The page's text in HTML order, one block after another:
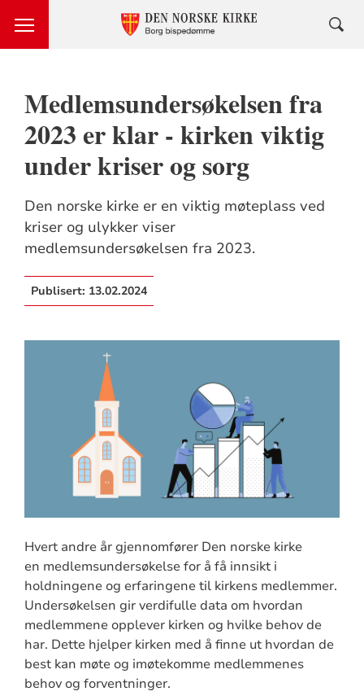
Medlemsundersøkelsen fra
2023 er klar - kirken viktig
under kriser og sorg
Den norske kirke er en viktig møteplass ved
kriser og ulykker viser
medlemsundersøkelsen fra 2023.
Publisert: 13.02.2024
Hvert andre år gjennomfører Den norske kirke
en medlemsundersøkelse for å få innsikt i
holdningene og erfaringene til kirkens medlemmer.
Undersøkelsen gir verdifulle data om hvordan
medlemmene opplever kirken og hvilke behov de
har. Dette hjelper kirken med å finne ut hvordan de
best kan møte og imøtekomme medlemmenes
behov og forventninger.